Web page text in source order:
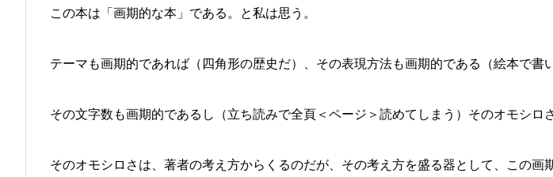
この本は「画期的な本」である。と私は思う。
テーマも画期的であれば（四角形の歴史だ）、その表現方法も画期的である（絵本で書
その文字数も画期的であるし（立ち読みで全頁＜ページ＞読めてしまう）そのオモシロ
そのオモシロさは、著者の考え方からくるのだが、その考え方を盛る器として、この画